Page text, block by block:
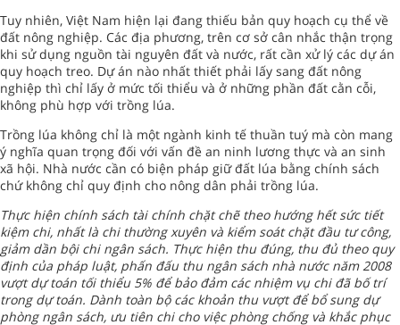
Tuy nhiên, Việt Nam hiện lại đang thiếu bản quy hoạch cụ thể về
đất nông nghiệp. Các địa phương, trên cơ sở cân nhắc thận trọng
khi sử dụng nguồn tài nguyên đất và nước, rất cần xử lý các dự án
quy hoạch treo. Dự án nào nhất thiết phải lấy sang đất nông
nghiệp thì chỉ lấy ở mức tối thiểu và ở những phần đất cằn cỗi,
không phù hợp với trồng lúa.
Trồng lúa không chỉ là một ngành kinh tế thuần tuý mà còn mang
ý nghĩa quan trọng đối với vấn đề an ninh lương thực và an sinh
xã hội. Nhà nước cần có biện pháp giữ đất lúa bằng chính sách
chứ không chỉ quy định cho nông dân phải trồng lúa.
Thực hiện chính sách tài chính chặt chẽ theo hướng hết sức tiết
kiệm chi, nhất là chi thường xuyên và kiểm soát chặt đầu tư công,
giảm dần bội chi ngân sách. Thực hiện thu đúng, thu đủ theo quy
định của pháp luật, phấn đấu thu ngân sách nhà nước năm 2008
vượt dự toán tối thiểu 5% để bảo đảm các nhiệm vụ chi đã bố trí
trong dự toán. Dành toàn bộ các khoản thu vượt để bổ sung dự
phòng ngân sách, ưu tiên chi cho việc phòng chống và khắc phục